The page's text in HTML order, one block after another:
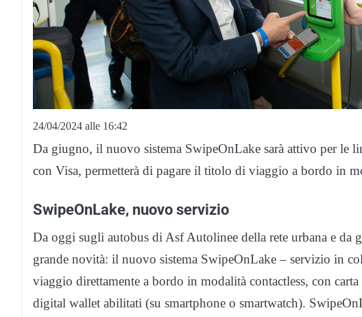
24/04/2024 alle 16:42
Da giugno, il nuovo sistema SwipeOnLake sarà attivo per le
con Visa, permetterà di pagare il titolo di viaggio a bordo in
SwipeOnLake, nuovo servizio
Da oggi sugli autobus di Asf Autolinee della rete urbana e da
grande novità: il nuovo sistema SwipeOnLake – servizio in
viaggio direttamente a bordo in modalità contactless, con
digital wallet abilitati (su smartphone o smartwatch).